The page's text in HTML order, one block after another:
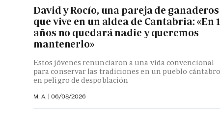
David y Rocío, una pareja de ganaderos
que vive en un aldea de Cantabria: «En
años no quedará nadie y queremos
mantenerlo»
Estos jóvenes renunciaron a una vida convencional
para conservar las tradiciones en un pueblo
en peligro de despoblación
M. A. | 06/08/2026